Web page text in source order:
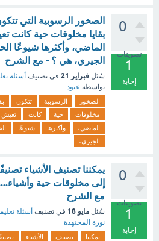
0
تصويتات
1
إجابة
الصخور الرسوبية التي
بقايا مخلوقات حية كانت
الماضي، وأكثرها شيوعًا
الجيري، هي ؟ - مع الشرح
سُئل فبراير 21 في تصنيف أسئلة
بواسطة عبود
الصخور الرسوبية تتكون
مخلوقات
حية كانت
تعيش
الماضي،
وأكثرها شيوعًا
الجيري،
0
تصويتات
1
إجابة
يمكننا تصنيف الأشياء
إلى مخلوقات حية
مع الشرح
سُئل مايو 18 في تصنيف أسئلة
نورة المجتهدة
يمكننا تصنيف الأشياء